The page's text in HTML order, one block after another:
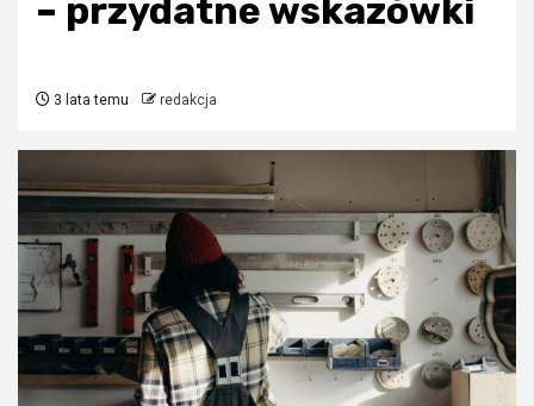
– przydatne wskazówki
3 lata temu redakcja